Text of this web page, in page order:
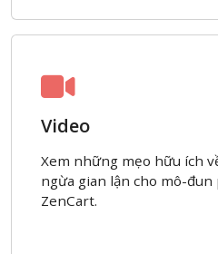
Video
Xem những mẹo hữu ích
ngừa gian lận cho mô-
ZenCart.